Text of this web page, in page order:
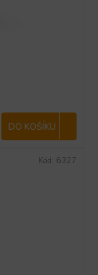
DO KOŠÍKU
Kód: 6327